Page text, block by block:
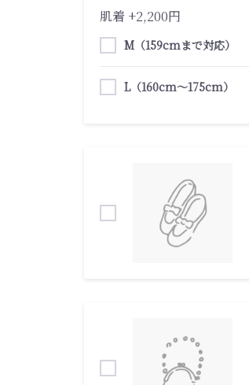
肌着 +2,200円
M（159cmまで対応）
L（160cm～175cm）